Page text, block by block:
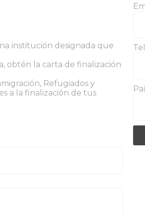
institución designada que
obtén la carta de finalización
Refugiados y
a la finalización de tus